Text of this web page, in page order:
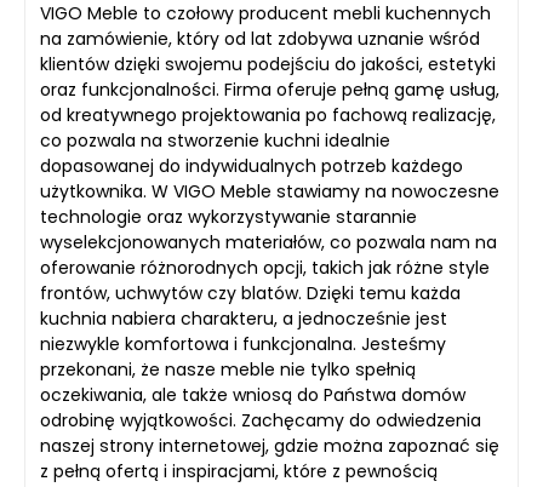
VIGO Meble to czołowy producent mebli kuchennych
na zamówienie, który od lat zdobywa uznanie wśród
klientów dzięki swojemu podejściu do jakości, estetyki
oraz funkcjonalności. Firma oferuje pełną gamę usług,
od kreatywnego projektowania po fachową realizację,
co pozwala na stworzenie kuchni idealnie
dopasowanej do indywidualnych potrzeb każdego
użytkownika. W VIGO Meble stawiamy na nowoczesne
technologie oraz wykorzystywanie starannie
wyselekcjonowanych materiałów, co pozwala nam na
oferowanie różnorodnych opcji, takich jak różne style
frontów, uchwytów czy blatów. Dzięki temu każda
kuchnia nabiera charakteru, a jednocześnie jest
niezwykle komfortowa i funkcjonalna. Jesteśmy
przekonani, że nasze meble nie tylko spełnią
oczekiwania, ale także wniosą do Państwa domów
odrobinę wyjątkowości. Zachęcamy do odwiedzenia
naszej strony internetowej, gdzie można zapoznać się
z pełną ofertą i inspiracjami, które z pewnością